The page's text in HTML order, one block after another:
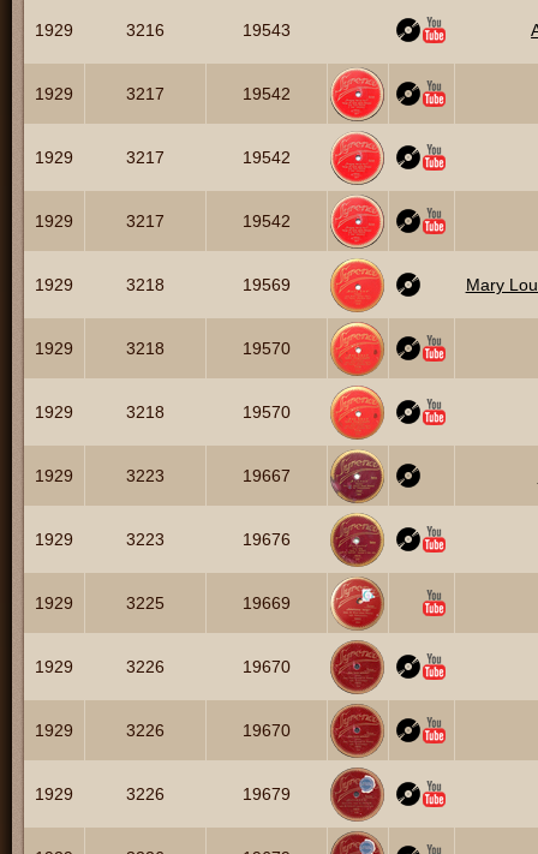
1929 3216 19543
1929 3217 19542
1929 3217 19542
1929 3217 19542
1929 3218 19569 Mary
1929 3218 19570
1929 3218 19570
1929 3223 19667
1929 3223 19676
1929 3225 19669
1929 3226 19670
1929 3226 19670
1929 3226 19679